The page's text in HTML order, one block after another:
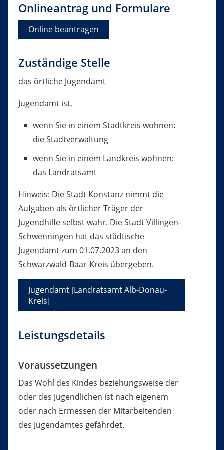
Onlineantrag und Formulare
Online beantragen
Zuständige Stelle
das örtliche Jugendamt
Jugendamt ist,
wenn Sie in einem Stadtkreis wohnen:
die Stadtverwaltung
wenn Sie in einem Landkreis wohnen:
das Landratsamt
Hinweis: Die Stadt Konstanz nimmt die
Aufgaben als örtlicher Träger der
Jugendhilfe selbst wahr. Die Stadt Villingen-
Schwenningen hat das städtische
Jugendamt zum 01.07.2023 an den
Schwarzwald-Baar-Kreis übergeben.
Jugendamt [Landratsamt Alb-Donau-
Kreis]
Leistungsdetails
Voraussetzungen
Das Wohl des Kindes beziehungsweise der
oder des Jugendlichen ist nach eigenem
oder nach Ermessen der Mitarbeitenden
des Jugendamtes gefährdet.